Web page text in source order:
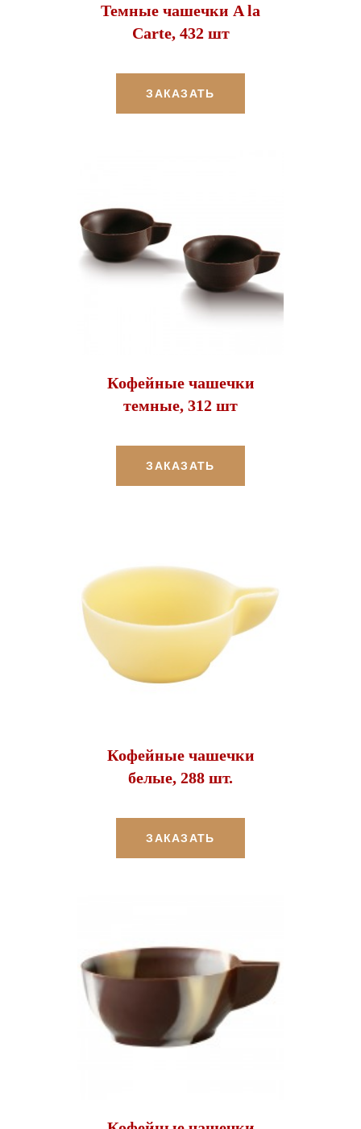
Темные чашечки A la
Carte, 432 шт
ЗАКАЗАТЬ
Кофейные чашечки
темные, 312 шт
ЗАКАЗАТЬ
Кофейные чашечки
белые, 288 шт.
ЗАКАЗАТЬ